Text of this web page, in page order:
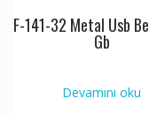
F-141-32 Metal Usb
Gb
Devamını oku